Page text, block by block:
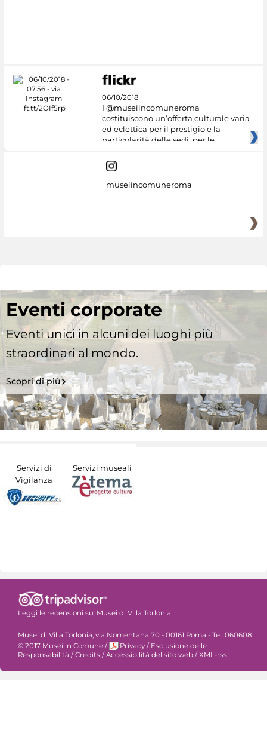
06/10/2018
I @museiincomuneroma
costituiscono un’offerta culturale varia
ed eclettica per il prestigio e la
particolarità delle sedi, per le
museiincomuneroma
Eventi corporate
Eventi unici in alcuni dei luoghi più
straordinari al mondo.
Scopri di più
Servizi di
Vigilanza
Servizi museali
Leggi le recensioni su: Musei di Villa Torlonia
Musei di Villa Torlonia, via Nomentana 70 - 00161 Roma - Tel. 060608
© 2017 Musei in Comune / Privacy / Esclusione delle
Responsabilità / Credits / Accessibilità del sito web / XML-rss